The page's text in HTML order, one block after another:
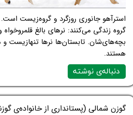
استرآهو جانوری روزگرد و گروه‌زیست است.
گروه زندگی می‌کنند: نرهای بالغ
بچه‌های‌شان. تابستان‌ها نرها تنهازیست
هستند.
دنباله‌ی نوشته
گوزن شمالی (پستانداری از خانواده‌ی